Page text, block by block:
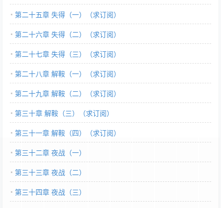
第二十五章 失得（一）（求订阅）
第二十六章 失得（二）（求订阅）
第二十七章 失得（三）（求订阅）
第二十八章 解鞍（一）（求订阅）
第二十九章 解鞍（二）（求订阅）
第三十章 解鞍（三）（求订阅）
第三十一章 解鞍（四）（求订阅）
第三十二章 夜战（一）
第三十三章 夜战（二）
第三十四章 夜战（三）